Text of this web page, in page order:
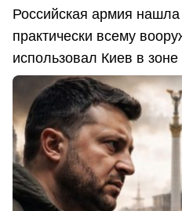
Российская армия
практически всему
использовал Киев в